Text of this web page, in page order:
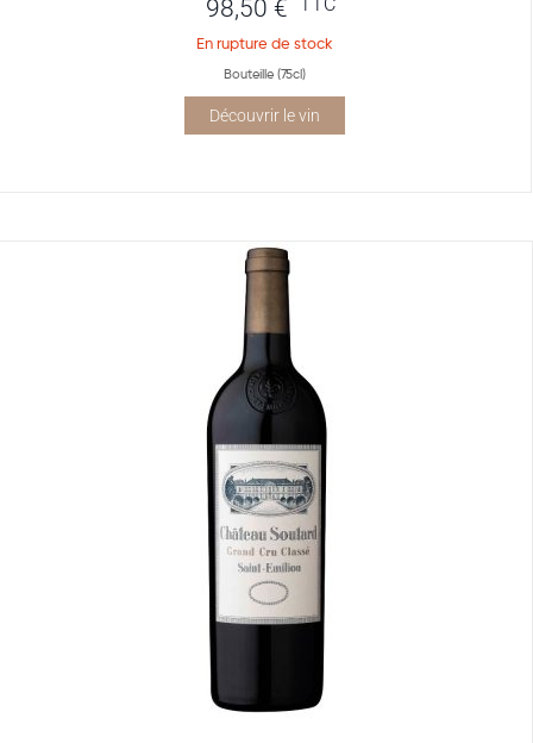
98,50 € TTC
En rupture de stock
Bouteille (75cl)
Découvrir le vin